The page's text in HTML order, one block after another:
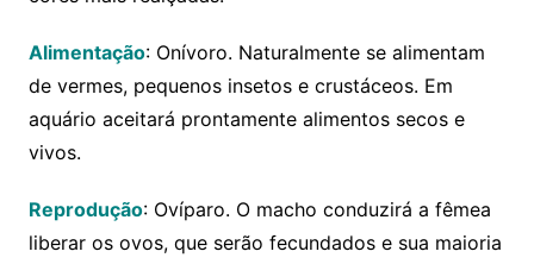
Alimentação: Onívoro. Naturalmente se alimentam
de vermes, pequenos insetos e crustáceos. Em
aquário aceitará prontamente alimentos secos e
vivos.
Reprodução: Ovíparo. O macho conduzirá a fêmea
liberar os ovos, que serão fecundados e sua maioria